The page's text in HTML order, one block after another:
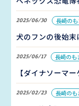
2025/06/30 長崎の
犬のフンの後始末
2025/06/17 長崎のも
【ダイナソーマ
2025/02/23 長崎の